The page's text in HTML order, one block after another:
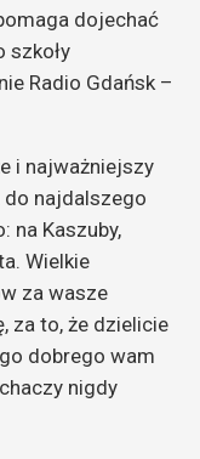
dojechać
szkoły
Radio Gdańsk –
i najważniejszy
do najdalszego
na Kaszuby,
Wielkie
za wasze
za to, że dzielicie
dobrego wam
nigdy